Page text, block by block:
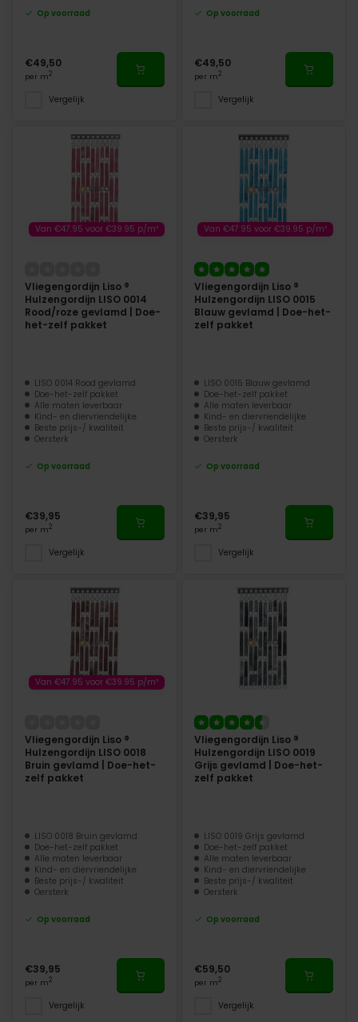
Op voorraad
€49,50
per m2
Vergelijk
Op voorraad
€49,50
per m2
Vergelijk
Van €47.95 voor €39.95 p/m²
Vliegengordijn Liso ®
Hulzengordijn LISO 0014
Rood/roze gevlamd | Doe-
het-zelf pakket
LISO 0014 Rood gevlamd
Doe-het-zelf pakket
Alle maten leverbaar
Kind- en diervriendelijke
Beste prijs-/ kwaliteit
Oersterk
Op voorraad
€39,95
per m2
Vergelijk
Van €47.95 voor €39.95 p/m²
Vliegengordijn Liso ®
Hulzengordijn LISO 0015
Blauw gevlamd | Doe-het-
zelf pakket
LISO 0015 Blauw gevlamd
Doe-het-zelf pakket
Alle maten leverbaar
Kind- en diervriendelijke
Beste prijs-/ kwaliteit
Oersterk
Op voorraad
€39,95
per m2
Vergelijk
Van €47.95 voor €39.95 p/m²
Vliegengordijn Liso ®
Hulzengordijn LISO 0018
Bruin gevlamd | Doe-het-
zelf pakket
LISO 0018 Bruin gevlamd
Doe-het-zelf pakket
Alle maten leverbaar
Kind- en diervriendelijke
Beste prijs-/ kwaliteit
Oersterk
Op voorraad
€39,95
per m2
Vergelijk
Vliegengordijn Liso ®
Hulzengordijn LISO 0019
Grijs gevlamd | Doe-het-
zelf pakket
LISO 0019 Grijs gevlamd
Doe-het-zelf pakket
Alle maten leverbaar
Kind- en diervriendelijke
Beste prijs-/ kwaliteit
Oersterk
Op voorraad
€59,50
per m2
Vergelijk